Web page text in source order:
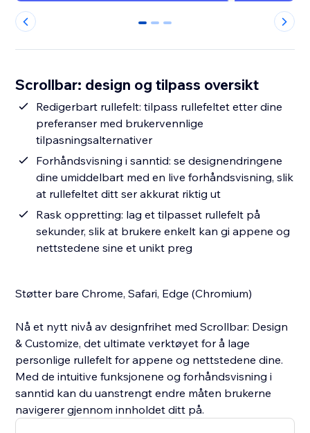
0 1 2
Scrollbar: design og tilpass oversikt
Redigerbart rullefelt: tilpass rullefeltet etter dine
preferanser med brukervennlige
tilpasningsalternativer
Forhåndsvisning i sanntid: se designendringene
dine umiddelbart med en live forhåndsvisning, slik
at rullefeltet ditt ser akkurat riktig ut
Rask oppretting: lag et tilpasset rullefelt på
sekunder, slik at brukere enkelt kan gi appene og
nettstedene sine et unikt preg
Støtter bare Chrome, Safari, Edge (Chromium)
Nå et nytt nivå av designfrihet med Scrollbar: Design
& Customize, det ultimate verktøyet for å lage
personlige rullefelt for appene og nettstedene dine.
Med de intuitive funksjonene og forhåndsvisning i
sanntid kan du uanstrengt endre måten brukerne
navigerer gjennom innholdet ditt på.